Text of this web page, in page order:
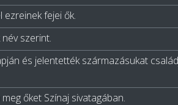
ezreinek fejei ők.
szerint.
és jelentették származásukat
őket Színaj sivatagában.